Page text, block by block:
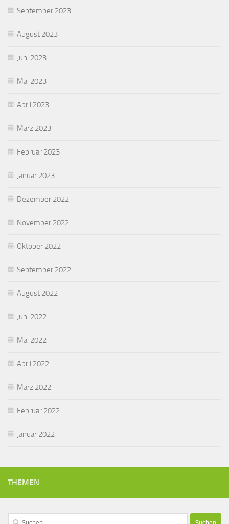
September 2023
August 2023
Juni 2023
Mai 2023
April 2023
März 2023
Februar 2023
Januar 2023
Dezember 2022
November 2022
Oktober 2022
September 2022
August 2022
Juni 2022
Mai 2022
April 2022
März 2022
Februar 2022
Januar 2022
THEMEN
Suchen